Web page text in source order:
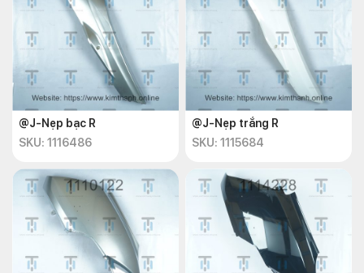
@J-Nẹp bạc R
SKU: 1116486
@J-Nẹp trắng R
SKU: 1115684